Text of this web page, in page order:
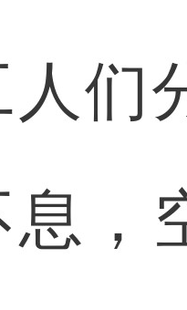
人们
息